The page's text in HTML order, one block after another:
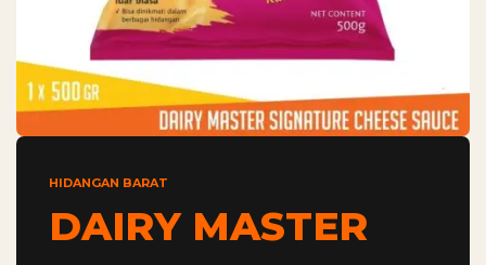
HIDANGAN BARAT
DAIRY MASTER